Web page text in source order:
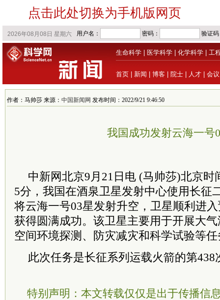
点击此处切换为手机版网页
生命科学 医学科学 化学科学 工
首页 新闻 博客 院士 人才 会议
作者：马帅莎 来源： 中国新闻网 发布时间：2022/9/21 9:46:50
我国成功发射云海一号
中新网北京9月21日电 (马帅莎)北京时
5分，我国在酒泉卫星发射中心使用长征
将云海一号03星发射升空，卫星顺利进
获得圆满成功。该卫星主要用于开展大
空间环境探测、防灾减灾和科学试验等
此次任务是长征系列运载火箭的第438
特别声明：本文转载仅仅是出于传播信